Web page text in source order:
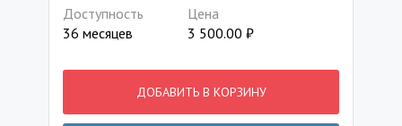
Доступность
36 месяцев
Цена
3 500.00 ₽
ДОБАВИТЬ В КОРЗИНУ